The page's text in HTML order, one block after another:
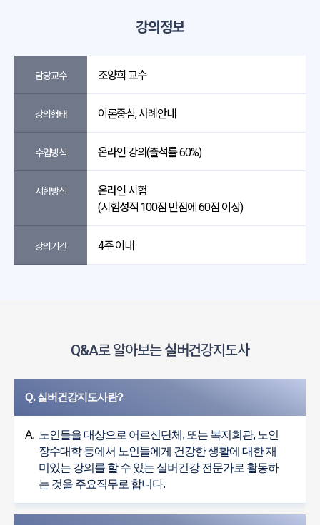
강의정보
담당교수 조양희 교수
강의형태 이론중심, 사례안내
수업방식 온라인 강의(출석률 60%)
시험방식
온라인 시험
(시험성적 100점 만점에 60점 이상)
강의기간 4주 이내
Q&A로 알아보는실버건강지도사
Q. 실버건강지도사란?
A. 노인들을 대상으로 어르신단체, 또는 복지회관, 노인
장수대학 등에서 노인들에게 건강한 생활에 대한 재
미있는 강의를 할 수 있는 실버건강 전문가로 활동하
는 것을 주요직무로 합니다.